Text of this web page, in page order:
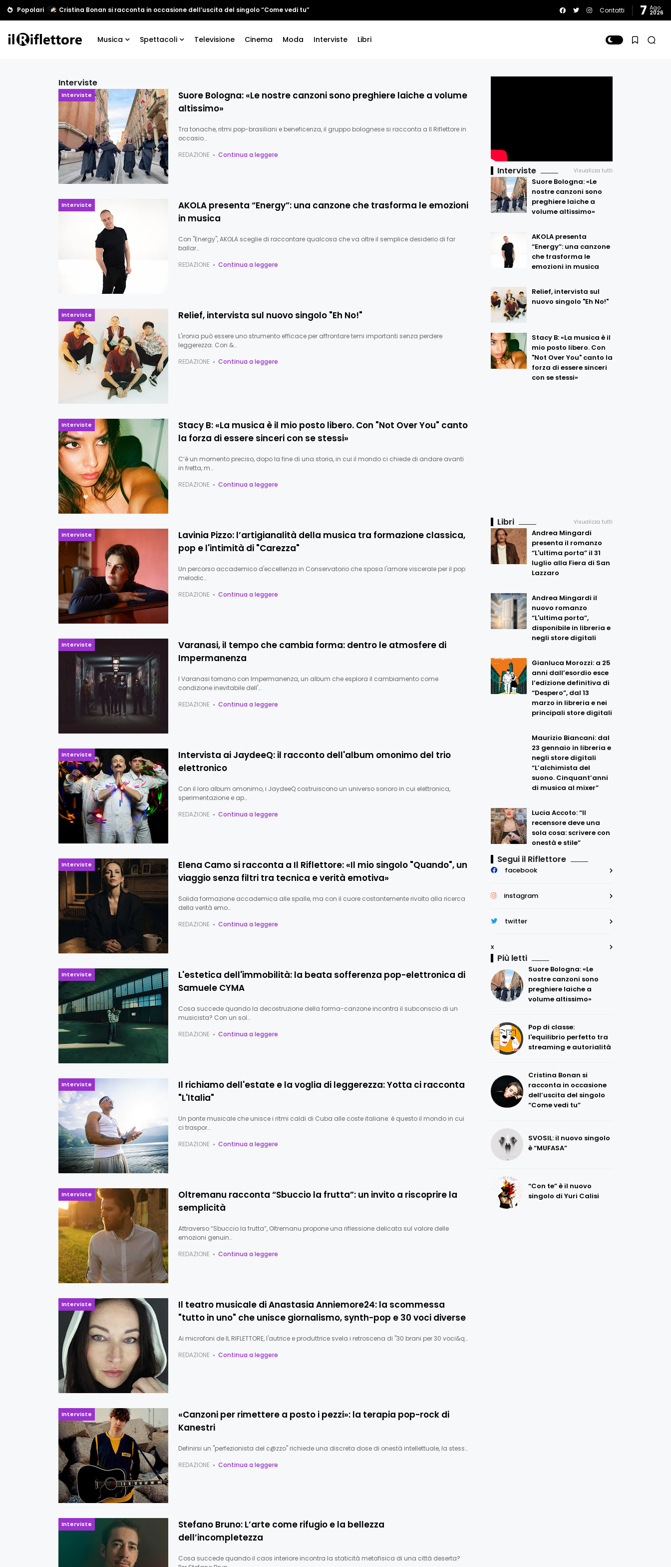
Popolari Cristina Bonan si racconta in occasione dell’uscita del singolo “Come vedi tu” Contatti 7 Ago
2026
Musica Spettacoli Televisione Cinema Moda Interviste Libri
Interviste
Interviste
Suore Bologna: «Le nostre canzoni sono preghiere laiche a volume
altissimo»
Tra tonache, ritmi pop-brasiliani e beneficenza, il gruppo bolognese si racconta a Il Riflettore in
occasio…
REDAZIONE
Continua a leggere
Interviste
AKOLA presenta “Energy”: una canzone che trasforma le emozioni
in musica
Con "Energy", AKOLA sceglie di raccontare qualcosa che va oltre il semplice desiderio di far
ballar…
REDAZIONE
Continua a leggere
Interviste Relief, intervista sul nuovo singolo "Eh No!"
L'ironia può essere uno strumento efficace per affrontare temi importanti senza perdere
leggerezza. Con &…
REDAZIONE
Continua a leggere
Interviste
Stacy B: «La musica è il mio posto libero. Con "Not Over You" canto
la forza di essere sinceri con se stessi»
C’è un momento preciso, dopo la fine di una storia, in cui il mondo ci chiede di andare avanti
in fretta, m…
REDAZIONE
Continua a leggere
Interviste
Lavinia Pizzo: l’artigianalità della musica tra formazione classica,
pop e l'intimità di "Carezza"
Un percorso accademico d'eccellenza in Conservatorio che sposa l'amore viscerale per il pop
melodic…
REDAZIONE
Continua a leggere
Interviste
Varanasi, il tempo che cambia forma: dentro le atmosfere di
Impermanenza
I Varanasi tornano con Impermanenza, un album che esplora il cambiamento come
condizione inevitabile dell'…
REDAZIONE
Continua a leggere
Interviste
Intervista ai JaydeeQ: il racconto dell'album omonimo del trio
elettronico
Con il loro album omonimo, i JaydeeQ costruiscono un universo sonoro in cui elettronica,
sperimentazione e ap…
REDAZIONE
Continua a leggere
Interviste
Elena Camo si racconta a Il Riflettore: «Il mio singolo "Quando", un
viaggio senza filtri tra tecnica e verità emotiva»
Solida formazione accademica alle spalle, ma con il cuore costantemente rivolto alla ricerca
della verità emo…
REDAZIONE
Continua a leggere
Interviste
L'estetica dell'immobilità: la beata sofferenza pop-elettronica di
Samuele CYMA
Cosa succede quando la decostruzione della forma-canzone incontra il subconscio di un
musicista? Con un sol…
REDAZIONE
Continua a leggere
Interviste
Il richiamo dell'estate e la voglia di leggerezza: Yotta ci racconta
"L'Italia"
Un ponte musicale che unisce i ritmi caldi di Cuba alle coste italiane: è questo il mondo in cui
ci traspor…
REDAZIONE
Continua a leggere
Interviste
Oltremanu racconta “Sbuccio la frutta”: un invito a riscoprire la
semplicità
Attraverso “Sbuccio la frutta”, Oltremanu propone una riflessione delicata sul valore delle
emozioni genuin…
REDAZIONE
Continua a leggere
Interviste
Il teatro musicale di Anastasia Anniemore24: la scommessa
"tutto in uno" che unisce giornalismo, synth-pop e 30 voci diverse
Ai microfoni de IL RIFLETTORE, l'autrice e produttrice svela i retroscena di "30 brani per 30 voci&q…
REDAZIONE
Continua a leggere
Interviste
«Canzoni per rimettere a posto i pezzi»: la terapia pop-rock di
Kanestri
Definirsi un "perfezionista del c@zzo" richiede una discreta dose di onestà intellettuale, la stess…
REDAZIONE
Continua a leggere
Interviste
Stefano Bruno: L’arte come rifugio e la bellezza
dell’incompletezza
Cosa succede quando il caos interiore incontra la staticità metafisica di una città deserta?
Interviste Visualizza tutti
Suore Bologna: «Le
nostre canzoni sono
preghiere laiche a
volume altissimo»
AKOLA presenta
“Energy”: una canzone
che trasforma le
emozioni in musica
Relief, intervista sul
nuovo singolo "Eh No!"
Stacy B: «La musica è il
mio posto libero. Con
"Not Over You" canto la
forza di essere sinceri
con se stessi»
Libri Visualizza tutti
Andrea Mingardi
presenta il romanzo
“L'ultima porta” il 31
luglio alla Fiera di San
Lazzaro
Andrea Mingardi il
nuovo romanzo
“L'ultima porta”,
disponibile in libreria e
negli store digitali
Gianluca Morozzi: a 25
anni dall’esordio esce
l’edizione definitiva di
“Despero”, dal 13
marzo in libreria e nei
principali store digitali
Maurizio Biancani: dal
23 gennaio in libreria e
negli store digitali
“L’alchimista del
suono. Cinquant’anni
di musica al mixer”
Lucia Accoto: “Il
recensore deve una
sola cosa: scrivere con
onestà e stile”
Segui il Riflettore
facebook
instagram
twitter
x
Più letti
Suore Bologna: «Le
nostre canzoni sono
preghiere laiche a
volume altissimo»
Pop di classe:
l'equilibrio perfetto tra
streaming e autorialità
Cristina Bonan si
racconta in occasione
dell’uscita del singolo
“Come vedi tu”
SVOSIL: il nuovo singolo
è “MUFASA”
“Con te” è il nuovo
singolo di Yuri Calisi